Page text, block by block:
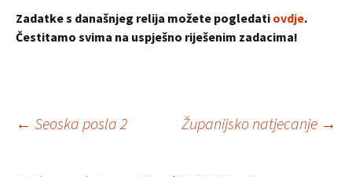
Zadatke s današnjeg relija možete pogledati ovdje.
Čestitamo svima na uspješno riješenim zadacima!
Post
← Seoska posla 2 Županijsko natjecanje →